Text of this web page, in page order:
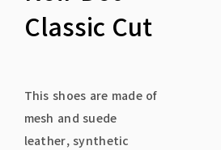
Classic Cut
This shoes are made of
mesh and suede
leather, synthetic